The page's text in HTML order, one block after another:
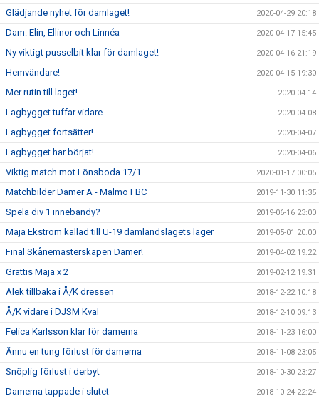
Glädjande nyhet för damlaget! 2020-04-29 20:18
Dam: Elin, Ellinor och Linnéa 2020-04-17 15:45
Ny viktigt pusselbit klar för damlaget! 2020-04-16 21:19
Hemvändare! 2020-04-15 19:30
Mer rutin till laget! 2020-04-14
Lagbygget tuffar vidare. 2020-04-08
Lagbygget fortsätter! 2020-04-07
Lagbygget har börjat! 2020-04-06
Viktig match mot Lönsboda 17/1 2020-01-17 00:05
Matchbilder Damer A - Malmö FBC 2019-11-30 11:35
Spela div 1 innebandy? 2019-06-16 23:00
Maja Ekström kallad till U-19 damlandslagets läger 2019-05-01 20:00
Final Skånemästerskapen Damer! 2019-04-02 19:22
Grattis Maja x 2 2019-02-12 19:31
Alek tillbaka i Å/K dressen 2018-12-22 10:18
Å/K vidare i DJSM Kval 2018-12-10 09:13
Felica Karlsson klar för damerna 2018-11-23 16:00
Ännu en tung förlust för damerna 2018-11-08 23:05
Snöplig förlust i derbyt 2018-10-30 23:27
Damerna tappade i slutet 2018-10-24 22:24